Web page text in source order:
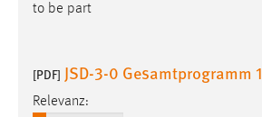
to be part
[PDF] JSD-3-0 Gesamtprogramm 1
Relevanz: